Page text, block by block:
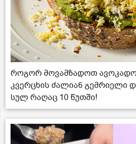
როგორ მოვამზადოთ
კვერცხის ძალიან გემრიელი
სულ რაღაც 10 წუთში!